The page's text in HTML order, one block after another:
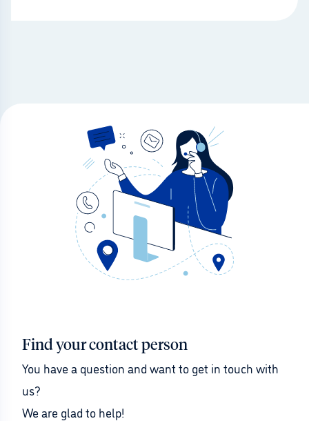
Find your contact person
You have a question and want to get in touch with
us?
We are glad to help!